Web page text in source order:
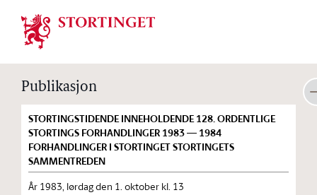
Stortinget.no
Publikasjon
STORTINGSTIDENDE INNEHOLDENDE 128. ORDENTLIGE
STORTINGS FORHANDLINGER 1983 — 1984
FORHANDLINGER I STORTINGET STORTINGETS
SAMMENTREDEN
År 1983, lørdag den 1. oktober kl. 13